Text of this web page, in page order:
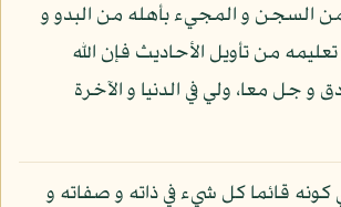
السجن و المجيء بأهله من البدو و
من تأويل الأحاديث فإن الله
و جل معا، ولي في الدنيا و الآخرة
كونه قائما كل شيء في ذاته و صفاته و